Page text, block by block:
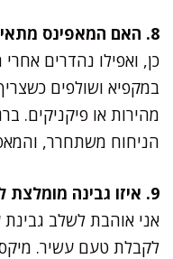
8. האם המאפינס מתאימים להקפאה?
כן, ואפילו נהדרים
במקפיא ושולפים
מהירות או פיקניקים.
הניחוח משתחרר,
9. איזו גבינה מומלצת לפיזור מעל?
אני אוהבת לשלב
לקבלת טעם עשיר. מיקס